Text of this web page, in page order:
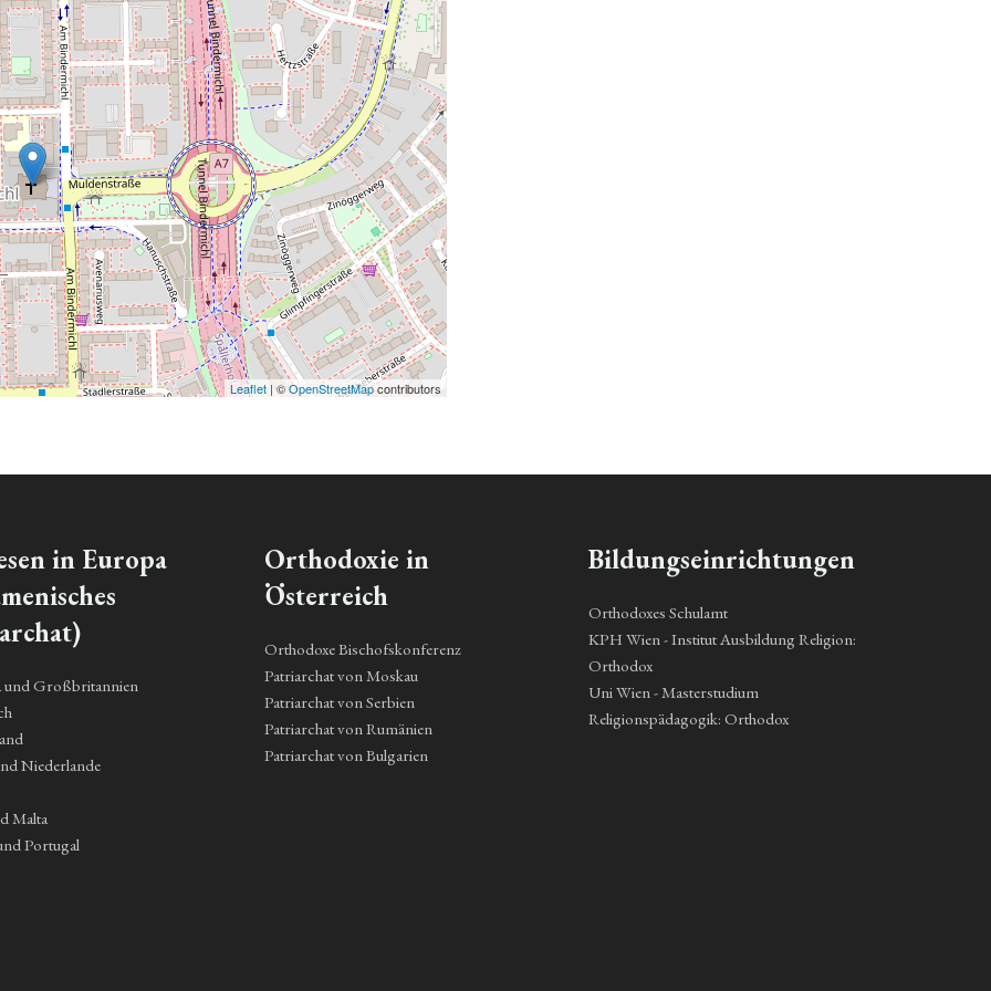
Leaflet | ©OpenStreetMapcontributors
in Europa
und Großbritannien
Niederlande
Malta
Portugal
Orthodoxie in
Österreich
Orthodoxe Bischofskonferenz
Patriarchat von Moskau
Patriarchat von Serbien
Patriarchat von Rumänien
Patriarchat von Bulgarien
Bildungseinrichtungen
Orthodoxes Schulamt
KPH Wien - Institut Ausbildung Religion:
Orthodox
Uni Wien - Masterstudium
Religionspädagogik: Orthodox